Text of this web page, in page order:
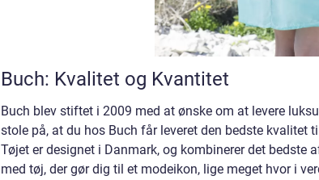
Buch: Kvalitet og Kvantitet
Buch blev stiftet i 2009 med at ønske om at levere
stole på, at du hos Buch får leveret den bedste kvalitet
Tøjet er designet i Danmark, og kombinerer det bedste
med tøj, der gør dig til et modeikon, lige meget hvor i